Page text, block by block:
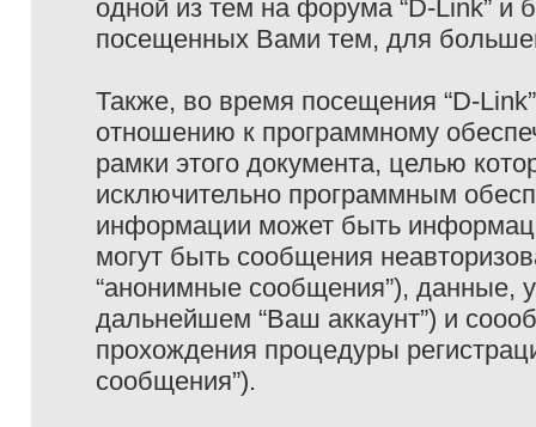
одной из тем на форума “D-Link” и
посещенных Вами тем, для
Также, во время посещения “D-
отношению к программному
рамки этого документа, целью
исключительно программным
информации может быть
могут быть сообщения
“анонимные сообщения”), данные,
дальнейшем “Ваш аккаунт”) и
прохождения процедуры
сообщения”).